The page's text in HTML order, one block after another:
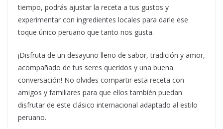
tiempo, podrás ajustar la receta a tus gustos y
experimentar con ingredientes locales para darle ese
toque único peruano que tanto nos gusta.
¡Disfruta de un desayuno lleno de sabor, tradición y amor,
acompañado de tus seres queridos y una buena
conversación! No olvides compartir esta receta con
amigos y familiares para que ellos también puedan
disfrutar de este clásico internacional adaptado al estilo
peruano.